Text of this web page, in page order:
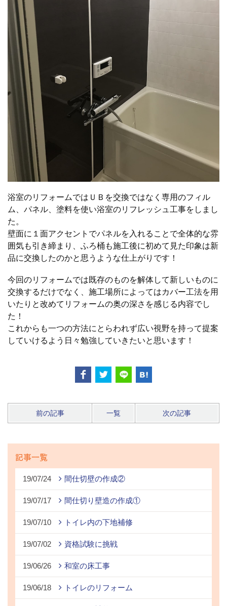
浴室のリフォームではＵＢを交換ではなく専用のフィル
ム、パネル、塗料を使い浴室のリフレッシュ工事をしまし
た。
壁面に１面アクセントでパネルを入れることで全体的な雰
囲気も引き締まり、ふろ桶も施工後に初めて見た印象は新
品に交換したのかと思うような仕上がりです！
今回のリフォームでは既存のものを解体して新しいものに
交換するだけでなく、施工場所によってはカバー工法を用
いたりと改めてリフォームの奥の深さを感じる内容でし
た！
これからも一つの方法にとらわれず広い視野を持って提案
していけるよう日々勉強していきたいと思います！
前の記事 一覧 次の記事
記事一覧
19/07/24 間仕切壁の作成②
19/07/17 間仕切り壁造の作成①
19/07/10 トイレ内の下地補修
19/07/02 資格試験に挑戦
19/06/26 和室の床工事
19/06/18 トイレのリフォーム